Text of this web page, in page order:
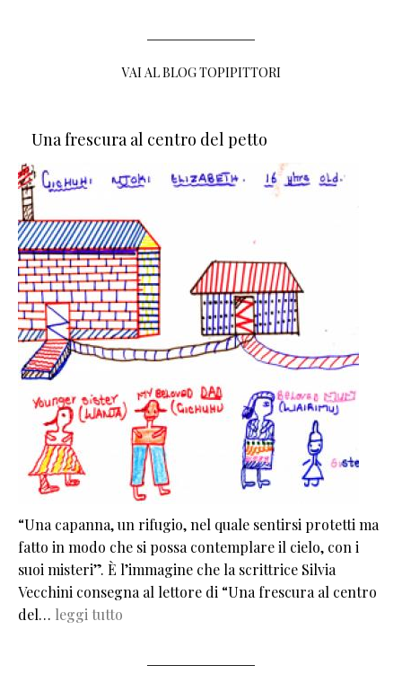
VAI AL BLOG TOPIPITTORI
Una frescura al centro del petto
“Una capanna, un rifugio, nel quale sentirsi protetti ma
fatto in modo che si possa contemplare il cielo, con i
suoi misteri”. È l’immagine che la scrittrice Silvia
Vecchini consegna al lettore di “Una frescura al centro
del… leggi tutto